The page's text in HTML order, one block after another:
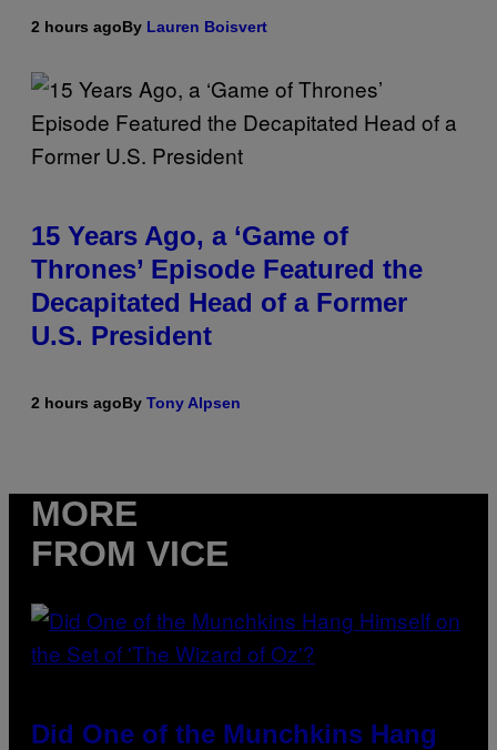
2 hours agoBy Lauren Boisvert
15 Years Ago, a ‘Game of
Thrones’ Episode Featured the
Decapitated Head of a Former
U.S. President
2 hours agoBy Tony Alpsen
MORE
FROM VICE
Did One of the Munchkins Hang